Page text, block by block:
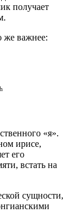
получает
же важнее:
«я».
ирисе,
его
встать на
сущности,